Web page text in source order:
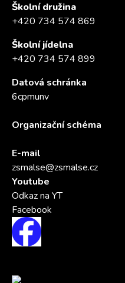
Školní družina
+420 734 574 869
Školní jídelna
+420 734 574 899
Datová schránka
6cpmunv
Organizační schéma
E-mail
zsmalse@zsmalse.cz
Youtube
Odkaz na YT
Facebook